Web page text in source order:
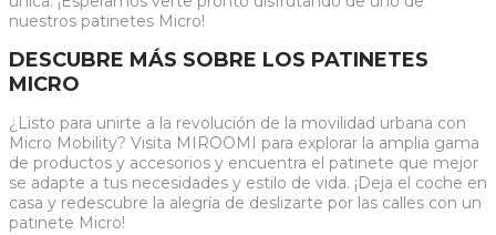
nuestros patinetes Micro!
DESCUBRE MÁS SOBRE LOS PATINETES
MICRO
¿Listo para unirte a la revolución de la movilidad urbana con
Micro Mobility? Visita MIROOMI para explorar la amplia gama
de productos y accesorios y encuentra el patinete que mejor
se adapte a tus necesidades y estilo de vida. ¡Deja el coche en
casa y redescubre la alegría de deslizarte por las calles con un
patinete Micro!